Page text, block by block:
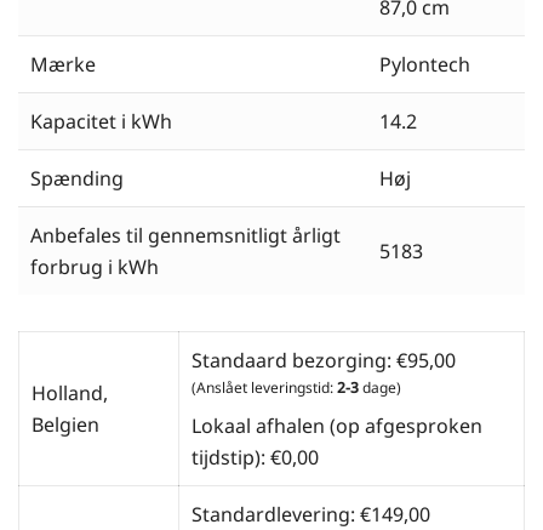
87,0 cm
Mærke Pylontech
Kapacitet i kWh 14.2
Spænding Høj
Anbefales til gennemsnitligt årligt
forbrug i kWh
5183
Holland,
Belgien
Standaard bezorging: €95,00
(Anslået leveringstid:2-3dage)
Lokaal afhalen (op afgesproken
tijdstip): €0,00
Standardlevering: €149,00